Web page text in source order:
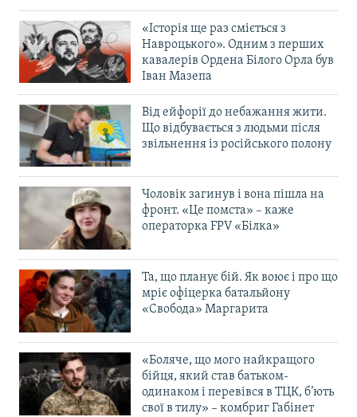
«Історія ще раз сміється з
Навроцького». Одним з перших
кавалерів Ордена Білого Орла був
Іван Мазепа
Від ейфорії до небажання жити.
Що відбувається з людьми після
звільнення із російського полону
Чоловік загинув і вона пішла на
фронт. «Це помста» – каже
операторка FPV «Білка»
Та, що планує бій. Як воює і про що
мріє офіцерка батальйону
«Свобода» Маргарита
«Боляче, що мого найкращого
бійця, який став батьком-
одинаком і перевівся в ТЦК, б’ють
свої в тилу» – комбриг Габінет